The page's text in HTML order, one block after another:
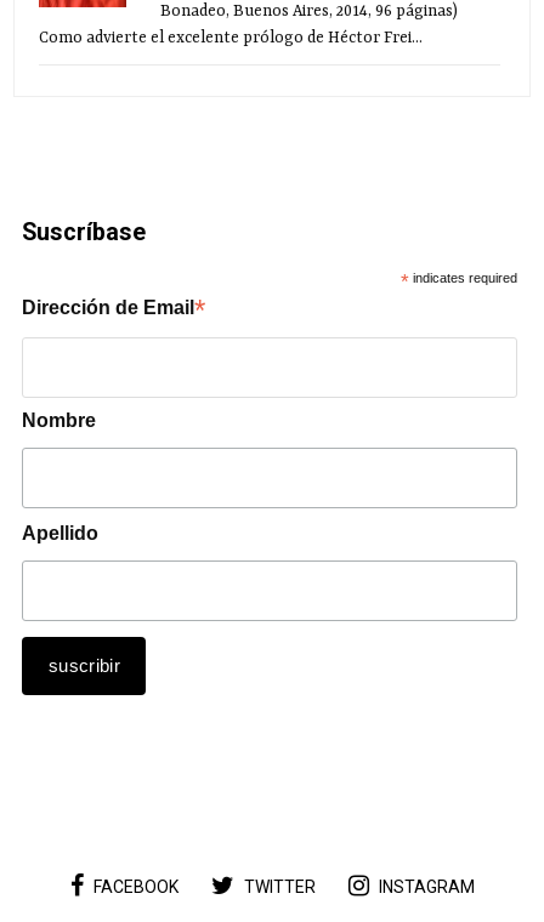
Bonadeo, Buenos Aires, 2014, 96 páginas)
Como advierte el excelente prólogo de Héctor Frei...
Suscríbase
* indicates required
Dirección de Email*
Nombre
Apellido
FACEBOOK TWITTER INSTAGRAM